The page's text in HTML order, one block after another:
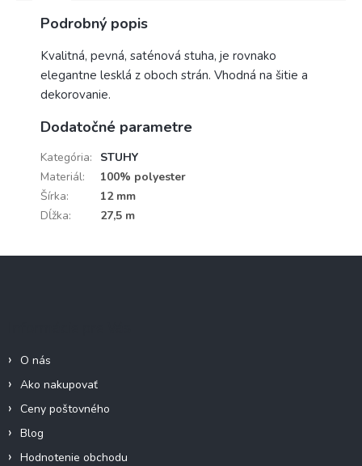
Podrobný popis
Kvalitná, pevná, saténová stuha, je rovnako
elegantne lesklá z oboch strán. Vhodná na šitie a
dekorovanie.
Dodatočné parametre
Kategória:
STUHY
Materiál:
100% polyester
Šírka:
12 mm
Dĺžka: 27,5 m
O nás
Ako nakupovať
Ceny poštovného
Blog
Hodnotenie obchodu